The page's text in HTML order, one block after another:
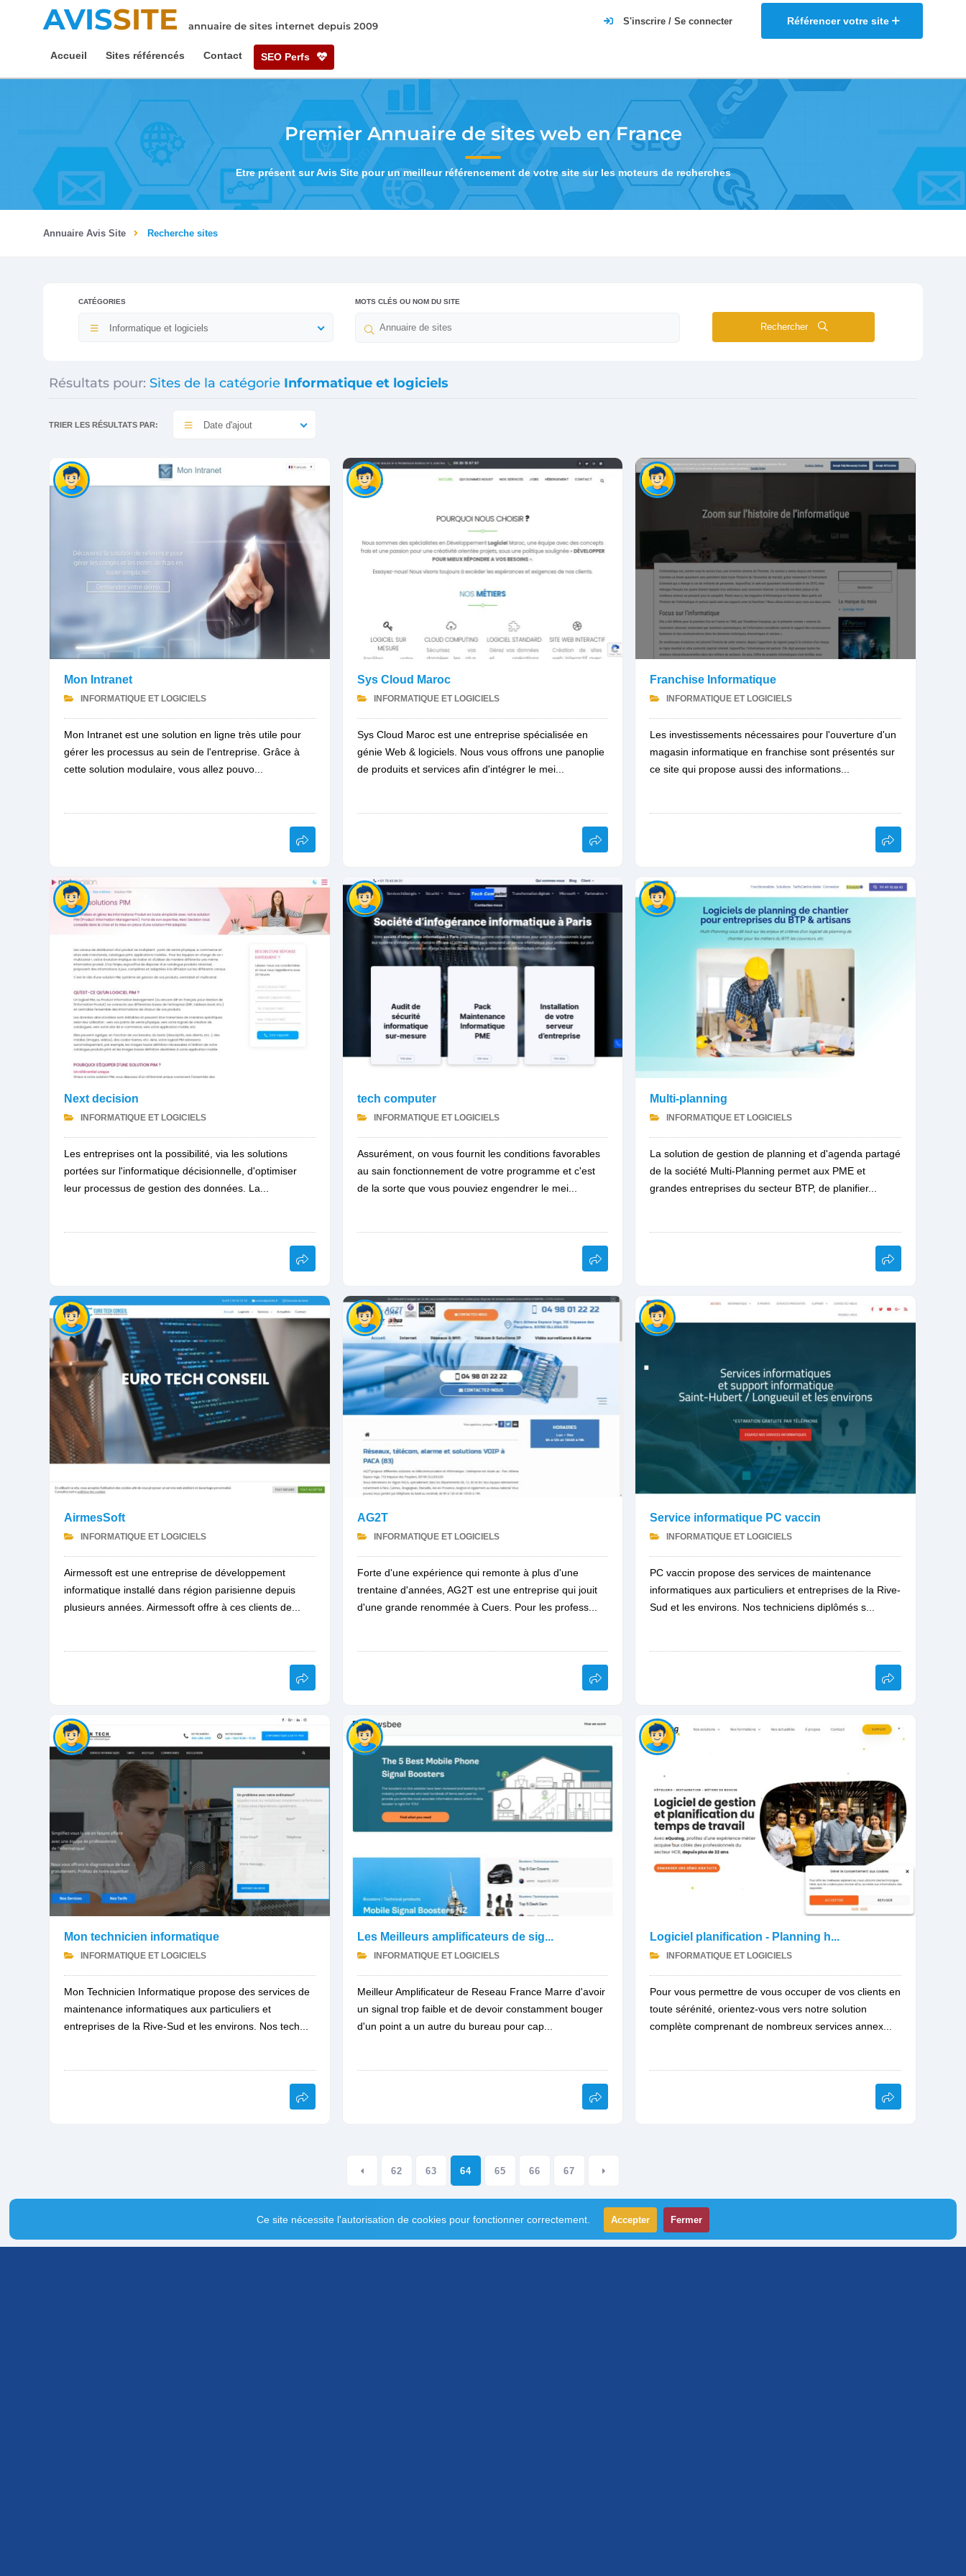
AVISSITE annuaire de sites internet depuis 2009 Référencer votre site
S'inscrire / Se connecter
Accueil Sites référencés Contact SEO Perfs
Premier Annuaire de sites web en France
Etre présent sur Avis Site pour un meilleur référencement de votre site sur les moteurs de recherches
Annuaire Avis Site Recherche sites
CATÉGORIES
Informatique et logiciels
MOTS CLÉS OU NOM DU SITE
Rechercher
Résultats pour: Sites de la catégorie Informatique et logiciels
TRIER LES RÉSULTATS PAR: Date d'ajout
Mon Intranet
INFORMATIQUE ET LOGICIELS
Mon Intranet est une solution en ligne très utile pour
gérer les processus au sein de l'entreprise. Grâce à
cette solution modulaire, vous allez pouvo...
Sys Cloud Maroc
INFORMATIQUE ET LOGICIELS
Sys Cloud Maroc est une entreprise spécialisée en
génie Web & logiciels. Nous vous offrons une panoplie
de produits et services afin d'intégrer le mei...
Franchise Informatique
INFORMATIQUE ET LOGICIELS
Les investissements nécessaires pour l'ouverture d'un
magasin informatique en franchise sont présentés sur
ce site qui propose aussi des informations...
Next decision
INFORMATIQUE ET LOGICIELS
Les entreprises ont la possibilité, via les solutions
portées sur l'informatique décisionnelle, d'optimiser
leur processus de gestion des données. La...
tech computer
INFORMATIQUE ET LOGICIELS
Assurément, on vous fournit les conditions favorables
au sain fonctionnement de votre programme et c'est
de la sorte que vous pouviez engendrer le mei...
Multi-planning
INFORMATIQUE ET LOGICIELS
La solution de gestion de planning et d'agenda partagé
de la société Multi-Planning permet aux PME et
grandes entreprises du secteur BTP, de planifier...
AirmesSoft
INFORMATIQUE ET LOGICIELS
Airmessoft est une entreprise de développement
informatique installé dans région parisienne depuis
plusieurs années. Airmessoft offre à ces clients de...
AG2T
INFORMATIQUE ET LOGICIELS
Forte d'une expérience qui remonte à plus d'une
trentaine d'années, AG2T est une entreprise qui jouit
d'une grande renommée à Cuers. Pour les profess...
Service informatique PC vaccin
INFORMATIQUE ET LOGICIELS
PC vaccin propose des services de maintenance
informatiques aux particuliers et entreprises de la Rive-
Sud et les environs. Nos techniciens diplômés s...
Mon technicien informatique
INFORMATIQUE ET LOGICIELS
Mon Technicien Informatique propose des services de
maintenance informatiques aux particuliers et
entreprises de la Rive-Sud et les environs. Nos tech...
Les Meilleurs amplificateurs de sig...
INFORMATIQUE ET LOGICIELS
Meilleur Amplificateur de Reseau France Marre d'avoir
un signal trop faible et de devoir constamment bouger
d'un point a un autre du bureau pour cap...
Logiciel planification - Planning h...
INFORMATIQUE ET LOGICIELS
Pour vous permettre de vous occuper de vos clients en
toute sérénité, orientez-vous vers notre solution
complète comprenant de nombreux services annex...
62 63 64 65 66 67
Ce site nécessite l'autorisation de cookies pour fonctionner correctement. Accepter Fermer